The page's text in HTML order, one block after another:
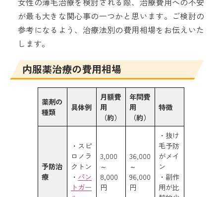
が最も大きな関心事の一つかと思います。ご検討の
参考になるよう、治療法別の費用相場をお伝えいた
します。
内服薬治療の費用相場
薬剤の
種類
具体例
月額費
用
（約）
年間費
用
（約）
特徴
予防治
療
・スピ
ロノラ
クトン
・ パン
トガー
3,000
～
8,000
円
36,000
～
96,000
円
・抜け
毛予防
がメイ
ン
・副作
用が比